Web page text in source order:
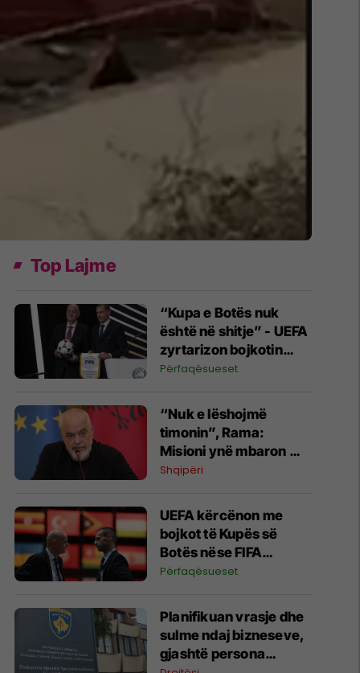
Top Lajme
“Kupa e Botës nuk
është në shitje” - UEFA
zyrtarizon bojkotin
ndaj FIFA-s
Përfaqësueset
“Nuk e lëshojmë
timonin”, Rama:
Misioni ynë mbaron me
vendosjen e flamurit të
Shqipëri
UEFA kërcënon me
bojkot të Kupës së
Botës nëse FIFA
miraton projektin për
Përfaqësueset
​Planifikuan vrasje dhe
sulme ndaj bizneseve,
gjashtë persona